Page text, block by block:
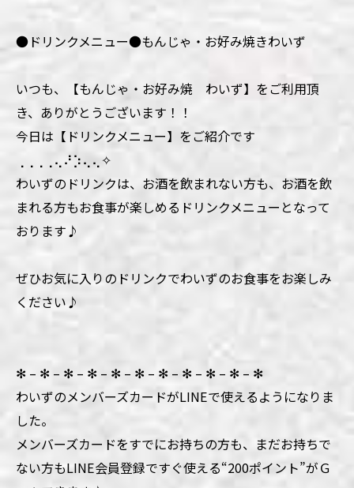
●ドリンクメニュー●もんじゃ・お好み焼きわいず
いつも、【もんじゃ・お好み焼 わいず】をご利用頂
き、ありがとうございます！！
今日は【ドリンクメニュー】をご紹介です
⢀⢀⢀⢀⢄⠜⡱⢄⢄✧
わいずのドリンクは、お酒を飲まれない方も、お酒を飲
まれる方もお食事が楽しめるドリンクメニューとなって
おります♪
ぜひお気に入りのドリンクでわいずのお食事をお楽しみ
ください♪
✻ – ✻ – ✻ – ✻ – ✻ – ✻ – ✻ – ✻ – ✻ – ✻ – ✻
わいずのメンバーズカードがLINEで使えるようになりま
した。
メンバーズカードをすでにお持ちの方も、まだお持ちで
ない方もLINE会員登録ですぐ使える“200ポイント”がＧ